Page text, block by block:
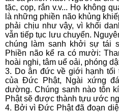
tặc, cọp, rắn v.v... Họ không
là những phiền não khủng
phải chịu như vậy, vì khối
vẫn tiếp tục lưu chuyển.
chúng làm sanh khởi sự tái
Phiền não kể ra có mười:
hoài nghi, tâm uể oải, phóng
3. Do ân đức về giới hạnh tối
của Ðức Phật, Ngài xứng
dường. Chúng sanh nào tôn
Phật sẽ được thành tựu ước
4. Bởi vì Ðức Phật đã đoạn